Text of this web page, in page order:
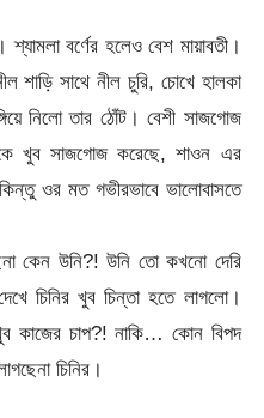
বর্ণের হলেও বেশ মায়াবতী।
শাড়ি সাথে নীল চুরি, চোখে হালকা
নিলো তার ঠোঁট। বেশী সাজগোজ
খুব সাজগোজ করেছে, শাওন এর
ওর মত গভীরভাবে ভালোবাসতে
কেন উনি?! উনি তো কখনো দেরি
চিনির খুব চিন্তা হতে লাগলো।
কাজের চাপ?! নাকি… কোন বিপদ
চিনির।